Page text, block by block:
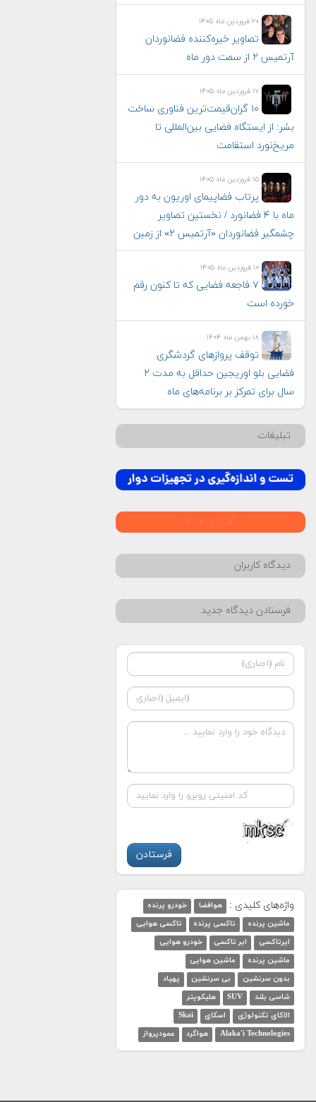
۲۰ فروردین ماه ۱۴۰۵
تصاویر خیره‌کننده فضانوردان
آرتمیس ۲ از سمت دور ماه
۱۷ فروردین ماه ۱۴۰۵
۱۰ گران‌قیمت‌ترین فناوری‌ ساخت
بشر: از ایستگاه فضایی بین‌المللی تا
مریخ‌نورد استقامت
۱۵ فروردین ماه ۱۴۰۵
پرتاب فضاپیمای اوریون به دور
ماه با ۴ فضانورد / نخستین تصاویر
چشمگیر فضانوردان «آرتمیس ۲» از زمین
۱۰ فروردین ماه ۱۴۰۵
۷ فاجعه فضایی که تا کنون رقم
خورده است
۱۸ بهمن ماه ۱۴۰۴
توقف پروازهای گردشگری
فضایی بلو اوریجین حداقل به مدت ۲
سال برای تمرکز بر برنامه‌های ماه
تبلیغات
دیدگاه کاربران
فرستادن دیدگاه جدید
واژه‌های کلیدی : هوافضا
خودرو پرنده
ماشین پرنده
تاکسی پرنده
تاکسی هوایی
ایرتاکسی
ایر تاکسی
خودرو هوایی
ماشین پرنده
ماشین هوایی
بدون سرنشین
بی سرنشین
پهپاد
شاسی بلند
SUV
هلیکوپتر
الاکای تکنولوژی
اسکای
Skai
Alaka'i Technologies
هواگرد عمودپرواز